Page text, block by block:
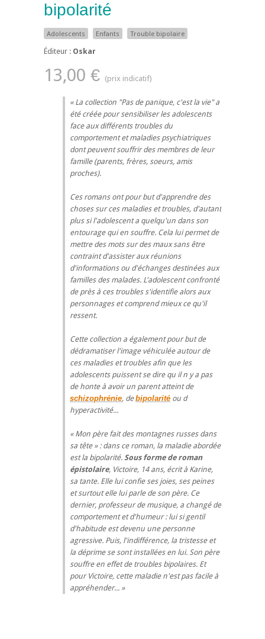
bipolarité
Adolescents Enfants Trouble bipolaire
Éditeur : Oskar
13,00 €
La collection "Pas de panique, c'est la vie" a
été créée pour sensibiliser les adolescents
face aux différents troubles du
comportement et maladies psychiatriques
dont peuvent souffrir des membres de leur
famille (parents, frères, soeurs, amis
proches).
Ces romans ont pour but d'apprendre des
choses sur ces maladies et troubles, d'autant
plus si l'adolescent a quelqu'un dans son
entourage qui en souffre. Cela lui permet de
mettre des mots sur des maux sans être
contraint d'assister aux réunions
d'informations ou d'échanges destinées aux
familles des malades. L'adolescent confronté
de près à ces troubles s'identifie alors aux
personnages et comprend mieux ce qu'il
ressent.
Cette collection a également pour but de
dédramatiser l'image véhiculée autour de
ces maladies et troubles afin que les
adolescents puissent se dire qu il n y a pas
de honte à avoir un parent atteint de
schizophrénie, debipolarité ou d
hyperactivité...
« Mon père fait des montagnes russes dans
sa tête » : dans ce roman, la maladie abordée
est la bipolarité. Sous forme de roman
épistolaire, Victoire, 14 ans, écrit à Karine,
sa tante. Elle lui confie ses joies, ses peines
et surtout elle lui parle de son père. Ce
dernier, professeur de musique, a changé de
comportement et d'humeur : lui si gentil
d'habitude est devenu une personne
agressive. Puis, l'indifférence, la tristesse et
la déprime se sont installées en lui. Son père
souffre en effet de troubles bipolaires. Et
pour Victoire, cette maladie n'est pas facile à
appréhender...